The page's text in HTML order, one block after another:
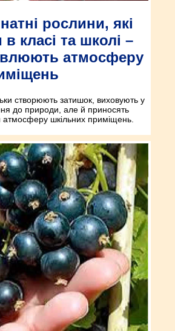
рослини, які
класі та школі –
атмосферу
створюють затишок, виховують у
до природи, але й приносять
шкільних приміщень.